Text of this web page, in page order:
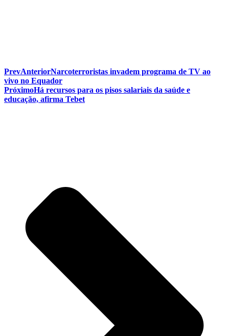
PrevAnteriorNarcoterroristas invadem programa de TV ao
vivo no Equador
PróximoHá recursos para os pisos salariais da saúde e
educação, afirma Tebet